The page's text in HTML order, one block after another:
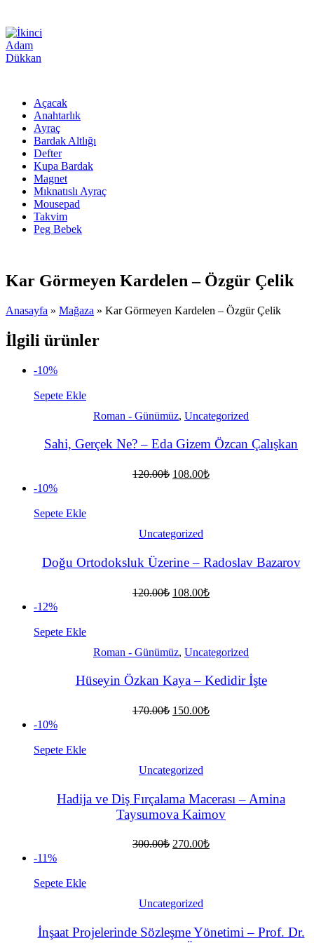
Açacak
Anahtarlık
Ayraç
Bardak Altlığı
Defter
Kupa Bardak
Magnet
Mıknatıslı Ayraç
Mousepad
Takvim
Peg Bebek
Kar Görmeyen Kardelen – Özgür Çelik
Anasayfa » Mağaza » Kar Görmeyen Kardelen – Özgür Çelik
İlgili ürünler
-10%
Sepete Ekle
Roman - Günümüz, Uncategorized
Sahi, Gerçek Ne? – Eda Gizem Özcan Çalışkan
120.00₺ Orijinal
108.00₺Şu
-10%
Sepete Ekle
Uncategorized
Doğu Ortodoksluk Üzerine – Radoslav Bazarov
120.00₺ Orijinal
108.00₺Şu
-12%
Sepete Ekle
Roman - Günümüz, Uncategorized
Hüseyin Özkan Kaya – Kedidir İşte
170.00₺ Orijinal
150.00₺Şu
-10%
Sepete Ekle
Uncategorized
Hadija ve Diş Fırçalama Macerası – Amina
Taysumova Kaimov
300.00₺ Orijinal
270.00₺Şu
-11%
Sepete Ekle
Uncategorized
İnşaat Projelerinde Sözleşme Yönetimi – Prof. Dr.